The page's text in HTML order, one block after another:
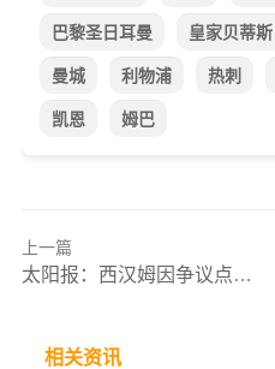
巴黎圣日耳曼 皇家贝蒂斯
曼城 利物浦 热刺
凯恩 姆巴
上一篇
太阳报：西汉姆因争议点球失利感到非常不满，将向裁判机构上诉
相关资讯